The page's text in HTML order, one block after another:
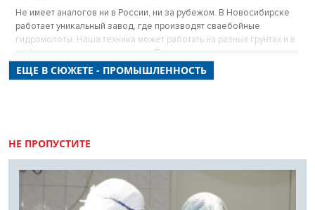
Не имеет аналогов ни в России, ни за рубежом. В Новосибирске
работает уникальный завод, где производят сваебойные
гидромолоты. Наша техника может работать на разных грунтах и в
любых климатических условиях. При этом стоит дешевле
западной.
ЕЩЕ В СЮЖЕТЕ - ПРОМЫШЛЕННОСТЬ
НЕ ПРОПУСТИТЕ